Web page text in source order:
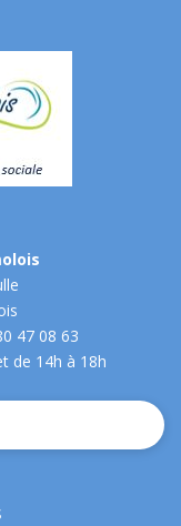
47 08 63
de 14h à 18h